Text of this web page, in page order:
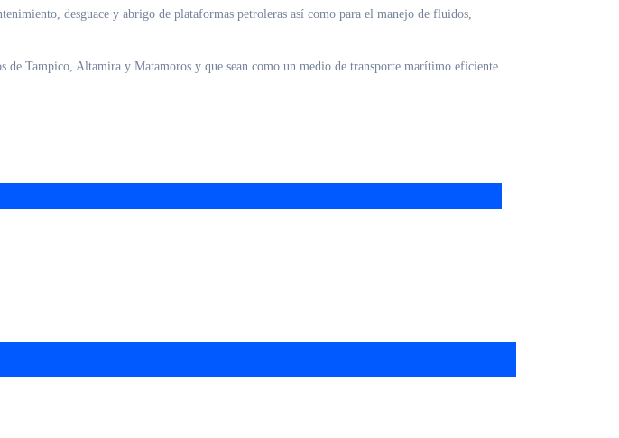
desguace y abrigo de plataformas petroleras así como para el manejo de fluidos,
Tampico, Altamira y Matamoros y que sean como un medio de transporte marítimo eficiente.